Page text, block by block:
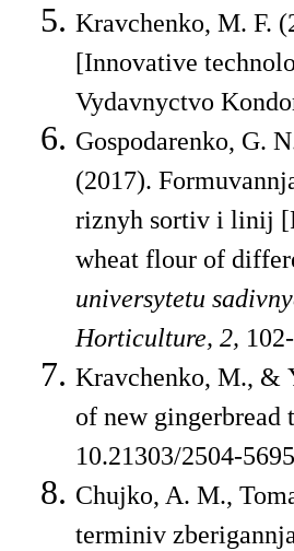
Kravchenko, M. F.
[Innovative
Vydavnyctvo
Gospodarenko, G.
(2017).
riznyh sortiv i linij
wheat flour of
universytetu
Horticulture, 2,
Kravchenko, M., &
of new gingerbread
10.21303/2504-
Chujko, A. M.,
terminiv